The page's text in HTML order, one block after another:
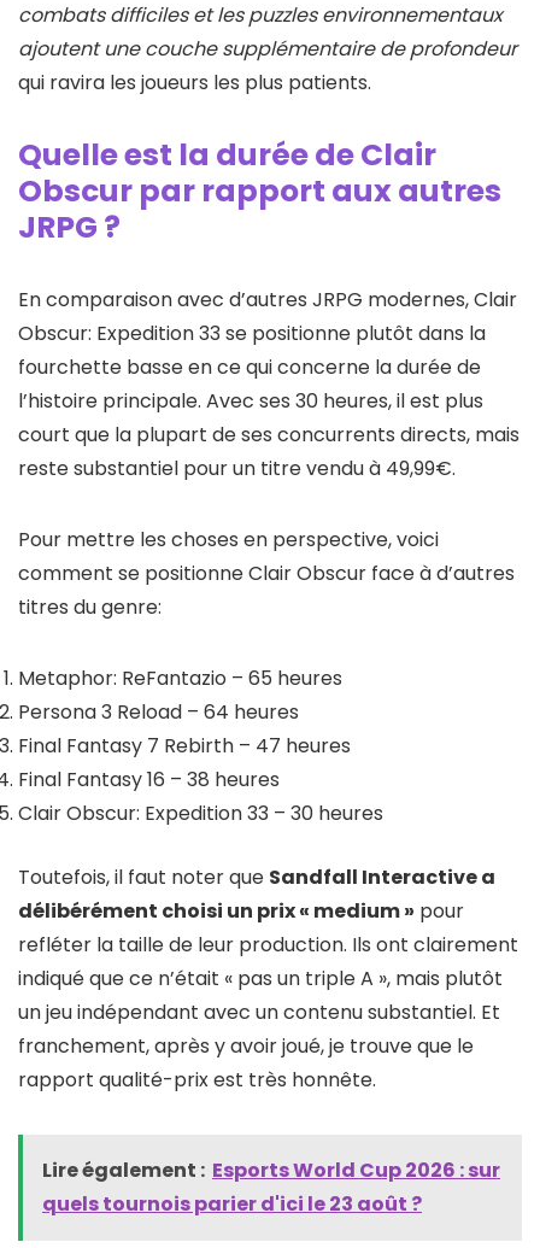
combats difficiles et les puzzles environnementaux
ajoutent une couche supplémentaire de profondeur
qui ravira les joueurs les plus patients.
Quelle est la durée de Clair
Obscur par rapport aux autres
JRPG ?
En comparaison avec d’autres JRPG modernes, Clair
Obscur: Expedition 33 se positionne plutôt dans la
fourchette basse en ce qui concerne la durée de
l’histoire principale. Avec ses 30 heures, il est plus
court que la plupart de ses concurrents directs, mais
reste substantiel pour un titre vendu à 49,99€.
Pour mettre les choses en perspective, voici
comment se positionne Clair Obscur face à d’autres
titres du genre:
Metaphor: ReFantazio – 65 heures
Persona 3 Reload – 64 heures
Final Fantasy 7 Rebirth – 47 heures
Final Fantasy 16 – 38 heures
Clair Obscur: Expedition 33 – 30 heures
Toutefois, il faut noter que Sandfall Interactive a
délibérément choisi un prix « medium » pour
refléter la taille de leur production. Ils ont clairement
indiqué que ce n’était « pas un triple A », mais plutôt
un jeu indépendant avec un contenu substantiel. Et
franchement, après y avoir joué, je trouve que le
rapport qualité-prix est très honnête.
Lire également : Esports World Cup 2026 : sur
quels tournois parier d'ici le 23 août ?